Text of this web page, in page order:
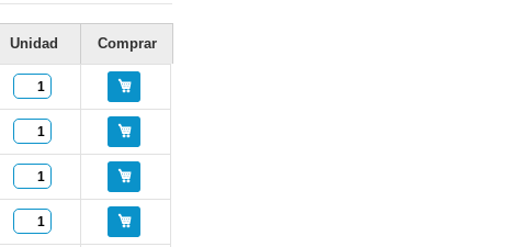
Unidad Comprar